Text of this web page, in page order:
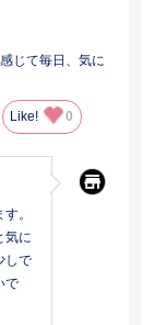
じて毎日、気に
Like! 0
。
気に
しで
で